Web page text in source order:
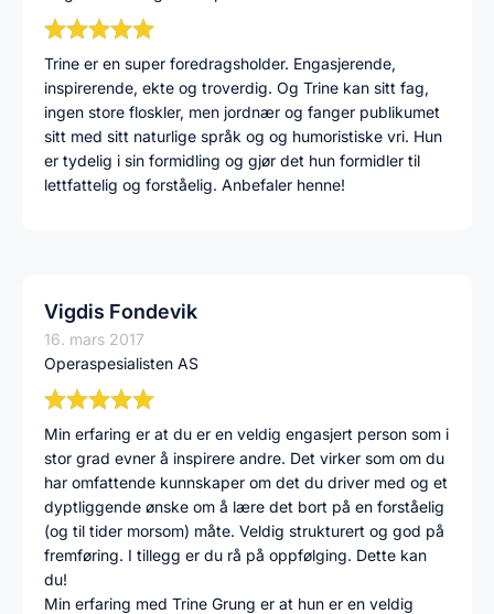
Trine er en super foredragsholder. Engasjerende,
inspirerende, ekte og troverdig. Og Trine kan sitt fag,
ingen store floskler, men jordnær og fanger publikumet
sitt med sitt naturlige språk og og humoristiske vri. Hun
er tydelig i sin formidling og gjør det hun formidler til
lettfattelig og forståelig. Anbefaler henne!
Vigdis Fondevik
16. mars 2017
Operaspesialisten AS
Min erfaring er at du er en veldig engasjert person som i
stor grad evner å inspirere andre. Det virker som om du
har omfattende kunnskaper om det du driver med og et
dyptliggende ønske om å lære det bort på en forståelig
(og til tider morsom) måte. Veldig strukturert og god på
fremføring. I tillegg er du rå på oppfølging. Dette kan
du!
Min erfaring med Trine Grung er at hun er en veldig